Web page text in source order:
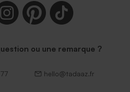
ou une remarque ?
hello@tadaaz.fr